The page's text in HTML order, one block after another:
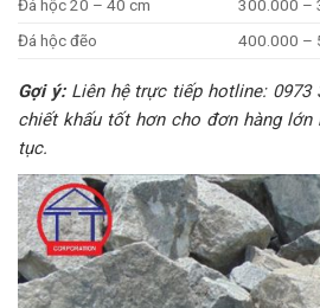
Đá hộc 20 – 40 cm
300.000 –
Đá hộc đẽo
400.000 –
Gợi ý:Liên hệ trực tiếp hotline: 0973
chiết khấu tốt hơn cho đơn hàng
tục.